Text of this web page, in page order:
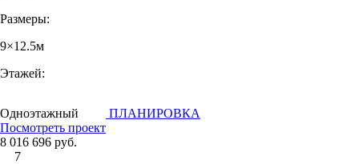
Размеры:
9×12.5м
Этажей:
Одноэтажный
ПЛАНИРОВКА
Посмотреть проект
8 016 696 руб.
7